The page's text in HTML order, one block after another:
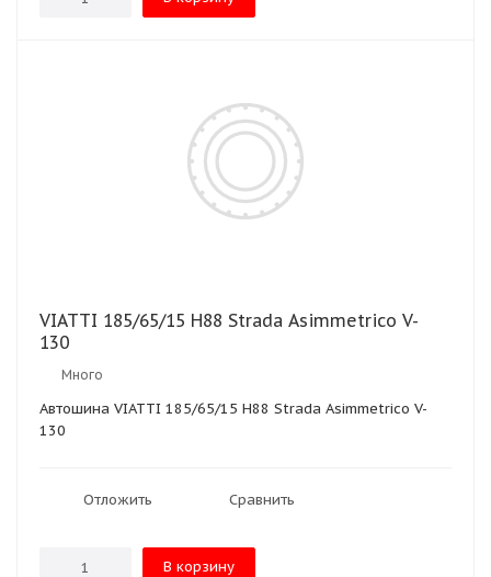
VIATTI 185/65/15 H88 Strada Asimmetrico V-
130
Много
Автошина VIATTI 185/65/15 H88 Strada Asimmetrico V-
130
Отложить Сравнить
В корзину